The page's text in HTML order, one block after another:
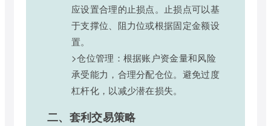
应设置合理的止损点。止损点可以基
于支撑位、阻力位或根据固定金额设
置。
>仓位管理：根据账户资金量和风险
承受能力，合理分配仓位。避免过度
杠杆化，以减少潜在损失。
二、套利交易策略